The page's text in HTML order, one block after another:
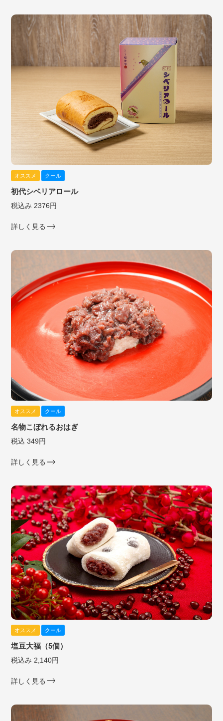
オススメ クール
初代シベリアロール
税込み 2376円
詳しく見る
オススメ クール
名物こぼれるおはぎ
税込 349円
詳しく見る
オススメ クール
塩豆大福（5個）
税込み 2,140円
詳しく見る